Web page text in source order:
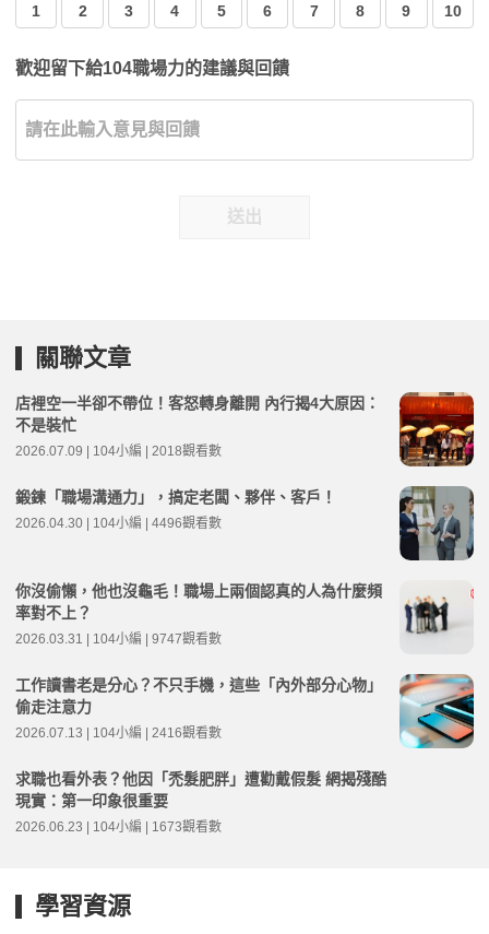
1 2 3 4 5 6 7 8 9 10
歡迎留下給104職場力的建議與回饋
送出
關聯文章
店裡空一半卻不帶位！客怒轉身離開 內行揭4大原因：
不是裝忙
2026.07.09 | 104小編 | 2018觀看數
鍛鍊「職場溝通力」，搞定老闆、夥伴、客戶！
2026.04.30 | 104小編 | 4496觀看數
你沒偷懶，他也沒龜毛！職場上兩個認真的人為什麼頻
率對不上？
2026.03.31 | 104小編 | 9747觀看數
工作讀書老是分心？不只手機，這些「內外部分心物」
偷走注意力
2026.07.13 | 104小編 | 2416觀看數
求職也看外表？他因「禿髮肥胖」遭勸戴假髮 網揭殘酷
現實：第一印象很重要
2026.06.23 | 104小編 | 1673觀看數
學習資源